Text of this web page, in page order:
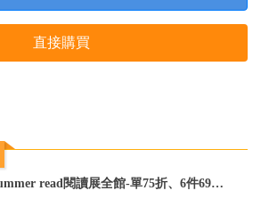
直接購買
read閱讀展全館-單75折、6件69折～全館任選